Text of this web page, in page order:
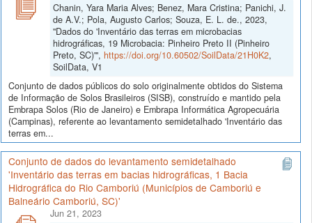
Chanin, Yara Maria Alves; Benez, Mara Cristina; Panichi, J.
de A.V.; Pola, Augusto Carlos; Souza, E. L. de., 2023,
"Dados do 'Inventário das terras em microbacias
hidrográficas, 19 Microbacia: Pinheiro Preto II (Pinheiro
Preto, SC)'", https://doi.org/10.60502/SoilData/21H0K2,
SoilData, V1
Conjunto de dados públicos do solo originalmente obtidos do Sistema
de Informação de Solos Brasileiros (SISB), construído e mantido pela
Embrapa Solos (Rio de Janeiro) e Embrapa Informática Agropecuária
(Campinas), referente ao levantamento semidetalhado 'Inventário das
terras em...
Conjunto de dados do levantamento semidetalhado
'Inventário das terras em bacias hidrográficas, 1 Bacia
Hidrográfica do Rio Camboriú (Municípios de Camboriú e
Balneário Camboriú, SC)'
Jun 21, 2023